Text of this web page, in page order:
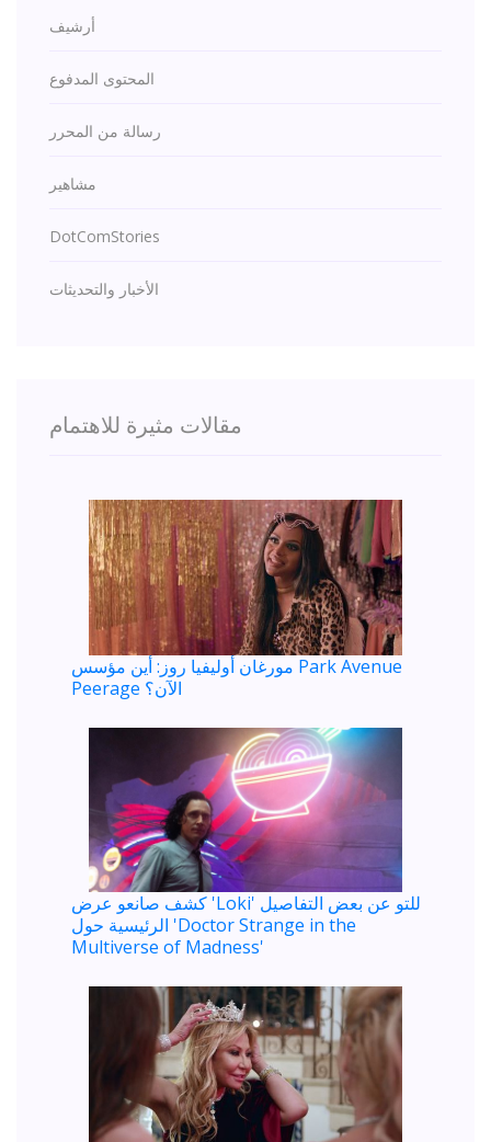
أرشيف
المحتوى المدفوع
رسالة من المحرر
مشاهير
DotComStories
الأخبار والتحديثات
مقالات مثيرة للاهتمام
مورغان أوليفيا روز: أين مؤسس Park Avenue
Peerage الآن؟
كشف صانعو عرض 'Loki' للتو عن بعض التفاصيل
الرئيسية حول 'Doctor Strange in the
Multiverse of Madness'